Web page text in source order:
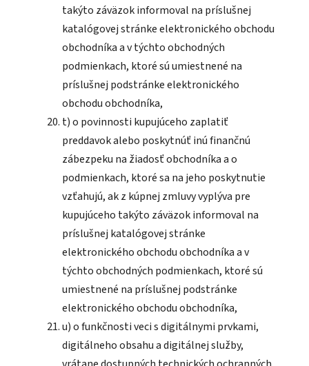
takýto záväzok informoval na príslušnej
katalógovej stránke elektronického obchodu
obchodníka a v týchto obchodných
podmienkach, ktoré sú umiestnené na
príslušnej podstránke elektronického
obchodu obchodníka,
t) o povinnosti kupujúceho zaplatiť
preddavok alebo poskytnúť inú finančnú
zábezpeku na žiadosť obchodníka a o
podmienkach, ktoré sa na jeho poskytnutie
vzťahujú, ak z kúpnej zmluvy vyplýva pre
kupujúceho takýto záväzok informoval na
príslušnej katalógovej stránke
elektronického obchodu obchodníka a v
týchto obchodných podmienkach, ktoré sú
umiestnené na príslušnej podstránke
elektronického obchodu obchodníka,
u) o funkčnosti veci s digitálnymi prvkami,
digitálneho obsahu a digitálnej služby,